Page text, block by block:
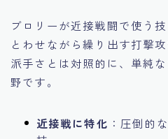
ブロリーが近接戦闘で使う
とわせながら繰り出す打撃
派手さとは対照的に、単純
野です。
近接戦に特化 ：圧倒的